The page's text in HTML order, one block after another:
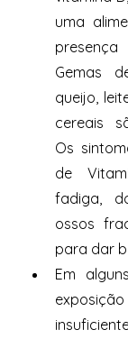
uma
Gemas
queijo,
cereais
Os
de
fadiga,
ossos
para dar
Em